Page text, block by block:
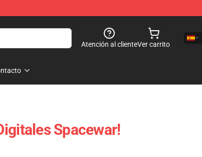
Atención al clienteVer carrito
Spacewar!